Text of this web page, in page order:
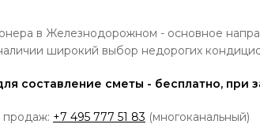
в Железнодорожном - основное
широкий выбор недорогих
составление сметы - бесплатно, при
продаж: +7 495 777 51 83 (многоканальный)